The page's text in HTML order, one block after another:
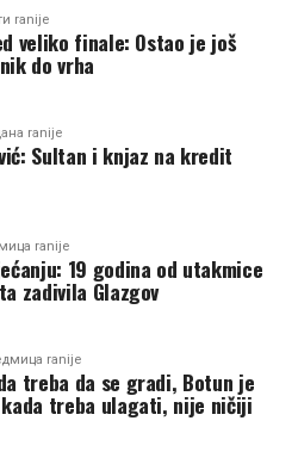
brz odgovor u svim
Asanović.
ranije
veliko finale: Ostao je još
do vrha
ranije
Sultan i knjaz na kredit
ranije
19 godina od utakmice
zadivila Glazgov
ranije
treba da se gradi, Botun je
treba ulagati, nije ničiji